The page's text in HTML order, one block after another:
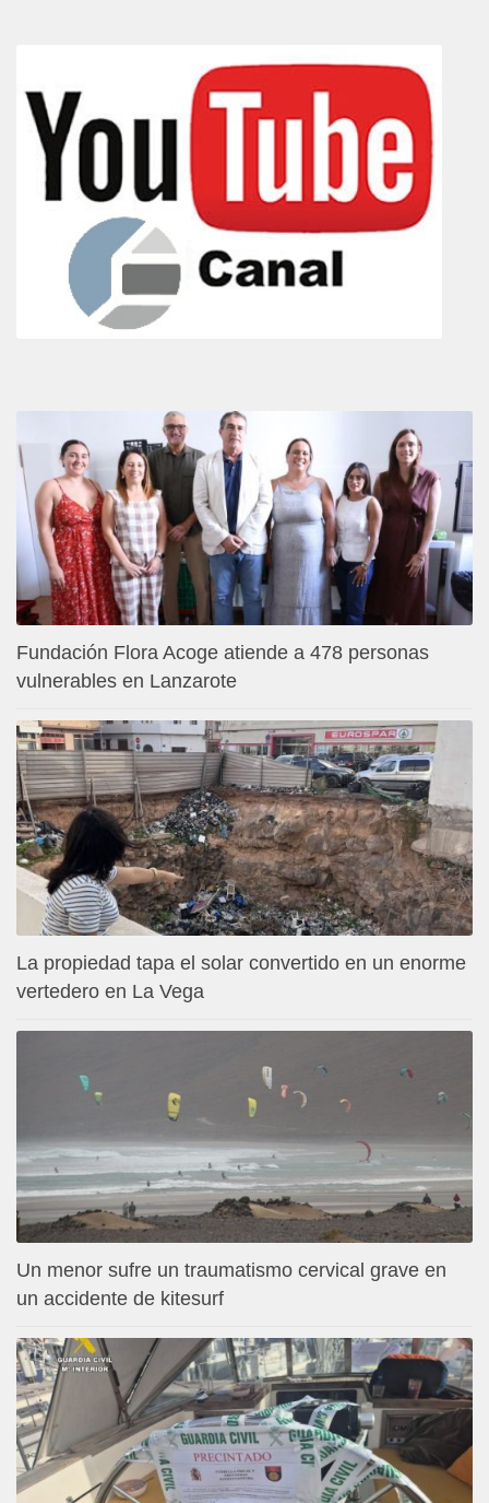
Fundación Flora Acoge atiende a 478 personas
vulnerables en Lanzarote
La propiedad tapa el solar convertido en un enorme
vertedero en La Vega
Un menor sufre un traumatismo cervical grave en
un accidente de kitesurf